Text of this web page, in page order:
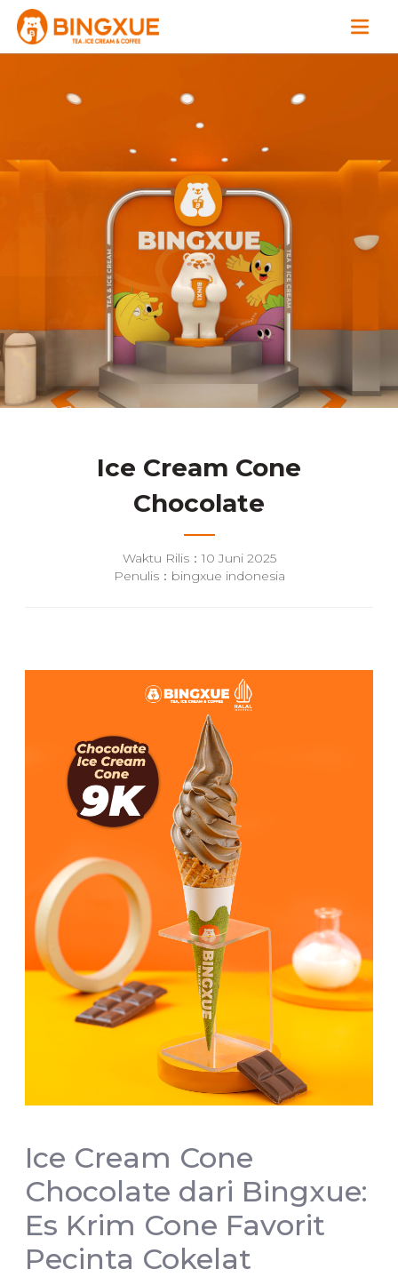
Ice Cream Cone
Chocolate
Waktu Rilis：10 Juni 2025
Penulis：bingxue indonesia
Ice Cream Cone
Chocolate dari Bingxue:
Es Krim Cone Favorit
Pecinta Cokelat